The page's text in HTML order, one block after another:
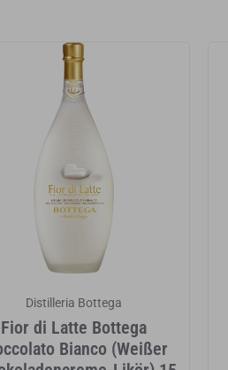
Distilleria Bottega
Fior di Latte Bottega
Bianco (Weißer